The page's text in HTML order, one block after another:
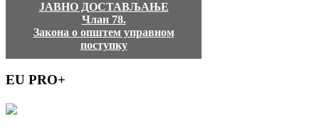
ЈАВНО ДОСТАВЉАЊЕ
Члан 78.
Закона о општем управном
поступку
EU PRO+